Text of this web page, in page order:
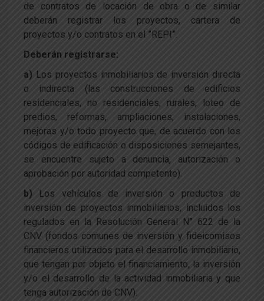
de contratos de locación de obra o de similar
deberán registrar los proyectos, cartera de
proyectos y/o contratos en el ”REPI”.
Deberán registrarse:
a) Los proyectos inmobiliarios de inversión directa
o indirecta (las construcciones de edificios
residenciales, no residenciales, rurales, loteo de
predios, reformas, ampliaciones, instalaciones,
mejoras y/o todo proyecto que, de acuerdo con los
códigos de edificación o disposiciones semejantes,
se encuentre sujeto a denuncia, autorización o
aprobación por autoridad competente).
b) Los vehículos de inversión o productos de
inversión de proyectos inmobiliarios, incluidos los
regulados en la Resolución General N° 622 de la
CNV (fondos comunes de inversión y fideicomisos
financieros utilizados para el desarrollo inmobiliario,
que tengan por objeto el financiamiento, la inversión
y/o el desarrollo de la actividad inmobiliaria y que
tenga autorización de CNV).